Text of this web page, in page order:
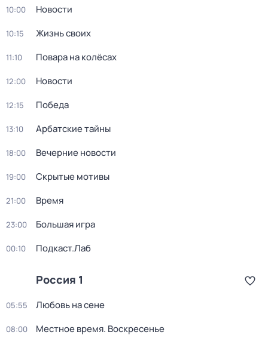
10:00 Новости
10:15 Жизнь своих
11:10 Повара на колёсах
12:00 Новости
12:15 Победа
13:10 Арбатские тайны
18:00 Вечерние новости
19:00 Скрытые мотивы
21:00 Время
23:00 Большая игра
00:10 Подкаст.Лаб
Россия 1
05:55 Любовь на сене
08:00 Местное время. Воскресенье